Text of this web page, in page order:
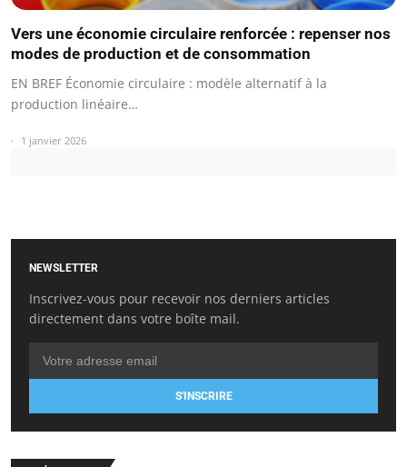
Vers une économie circulaire renforcée : repenser nos
modes de production et de consommation
EN BREF Économie circulaire : modèle alternatif à la
production linéaire…
1 janvier 2026
NEWSLETTER
Inscrivez-vous pour recevoir nos derniers articles
directement dans votre boîte mail.
S'INSCRIRE